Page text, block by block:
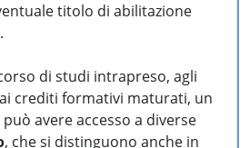
titolo di abilitazione
di studi intrapreso, agli
crediti formativi maturati, un
avere accesso a diverse
, che si distinguono anche in